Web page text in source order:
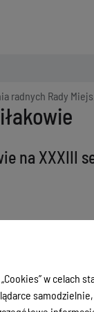
XXXIII sesji nadzwyczajnej w dniu 14 lipca 2021 r.
na XXXIII
w celach